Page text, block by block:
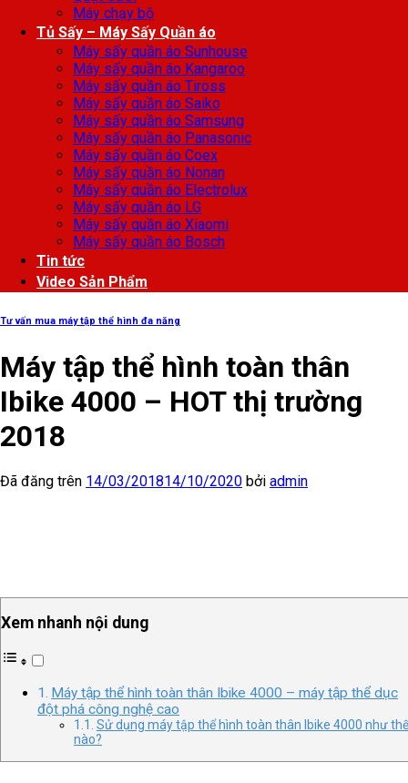
Máy chạy bộ
Tủ Sấy – Máy Sấy Quần áo
Máy sấy quần áo Sunhouse
Máy sấy quần áo Kangaroo
Máy sấy quần áo Tiross
Máy sấy quần áo Saiko
Máy sấy quần áo Samsung
Máy sấy quần áo Panasonic
Máy sấy quần áo Coex
Máy sấy quần áo Nonan
Máy sấy quần áo Electrolux
Máy sấy quần áo LG
Máy sấy quần áo Xiaomi
Máy sấy quần áo Bosch
Tin tức
Video Sản Phẩm
Tư vấn mua máy tập thể hình đa năng
Máy tập thể hình toàn thân
Ibike 4000 – HOT thị trường
2018
Đã đăng trên 14/03/201814/10/2020 bởi admin
Xem nhanh nội dung
Máy tập thể hình toàn thân Ibike 4000 – máy tập thể dục
đột phá công nghệ cao
Sử dụng máy tập thể hình toàn thân Ibike 4000 như thế
nào?